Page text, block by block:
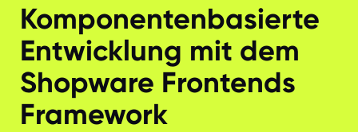
Komponentenbasierte
Entwicklung mit dem
Shopware Frontends
Framework